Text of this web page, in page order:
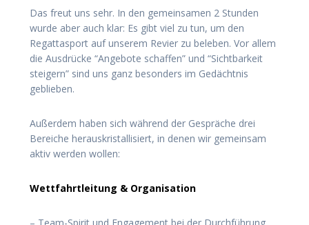
Das freut uns sehr. In den gemeinsamen 2 Stunden
wurde aber auch klar: Es gibt viel zu tun, um den
Regattasport auf unserem Revier zu beleben. Vor allem
die Ausdrücke “Angebote schaffen” und “Sichtbarkeit
steigern” sind uns ganz besonders im Gedächtnis
geblieben.
Außerdem haben sich während der Gespräche drei
Bereiche herauskristallisiert, in denen wir gemeinsam
aktiv werden wollen:
Wettfahrtleitung & Organisation
– Team-Spirit und Engagement bei der Durchführung